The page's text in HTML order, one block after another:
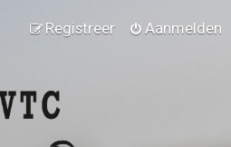
Aanmelden
Registreer